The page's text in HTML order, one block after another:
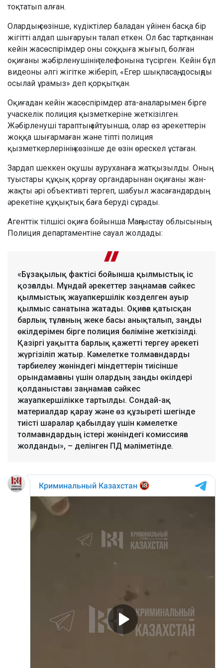
тоқтатып алған.
Олардың сөзінше, күдіктілер баладан үйінен басқа бір
жігітті алдап шығаруын талап еткен. Ол бас тартқаннан
кейін жасөспірімдер оны соққыға жығып, болған
оқиғаны жәбірленушінің телефонына түсірген. Кейін бұл
видеоны әлгі жігітке жіберіп, «Егер шықпасаң, досыңды
осылай ұрамыз» деп қорқытқан.
Оқиғадан кейін жасөспірімдер ата-аналарымен бірге
учаскелік полиция қызметкеріне жеткізілген.
Жәбірленуші тараптың айтуынша, олар өз әрекеттерін
жоққа шығармаған және тіпті полиция
қызметкерлерінің көзінше де өзін өрескел ұстаған.
Зардап шеккен оқушы ауруханаға жатқызылды. Оның
туыстары құқық қорғау органдарынан оқиғаны жан-
жақты әрі объективті тергеп, шабуыл жасағандардың
әрекетіне құқықтық баға беруді сұрады.
Агенттік тілшісі оқиға бойынша Маңғыстау облысының
Полиция департаментіне сауал жолдады:
«Бұзақылық фактісі бойынша қылмыстық іс
қозғалды. Мұндай әрекеттер заңнамаға сәйкес
қылмыстық жауапкершілік көзделген ауыр
қылмыс санатына жатады. Оқиғаға қатысқан
барлық тұлғаның жеке басы анықталып, заңды
өкілдерімен бірге полиция бөліміне жеткізілді.
Қазіргі уақытта барлық қажетті тергеу әрекеті
жүргізіліп жатыр. Кәмелетке толмағандарды
тәрбиелеу жөніндегі міндеттерін тиісінше
орындамағаны үшін олардың заңды өкілдері
қолданыстағы заңнамаға сәйкес
жауапкершілікке тартылды. Сондай-ақ
материалдар қарау және өз құзыреті шегінде
тиісті шаралар қабылдау үшін кәмелетке
толмағандардың істері жөніндегі комиссияға
жолданды», – делінген ПД мәліметінде.